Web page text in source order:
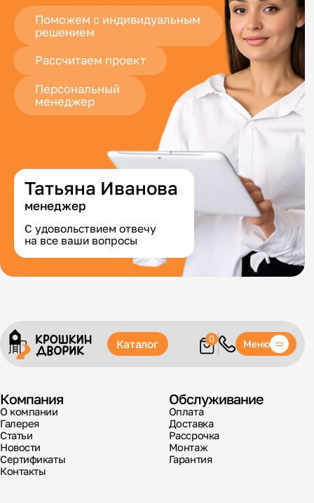
Поможем с индивидуальным
решением
Рассчитаем проект
Персональный
менеджер
Татьяна Иванова
менеджер
С удовольствием отвечу
на все ваши вопросы
Каталог 0 Меню
Компания
О компании
Галерея
Статьи
Новости
Сертификаты
Контакты
Обслуживание
Оплата
Доставка
Рассрочка
Монтаж
Гарантия